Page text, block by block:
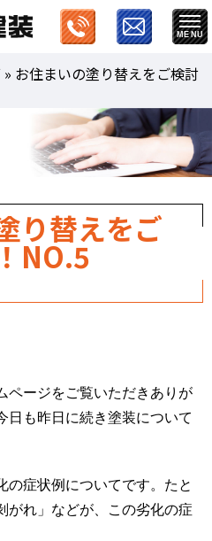
» お住まいの塗り替えをご検討
り替えをご
NO.5
ページをご覧いただきありが
日も昨日に続き塗装について
の症状例についてです。たと
がれ」などが、この劣化の症